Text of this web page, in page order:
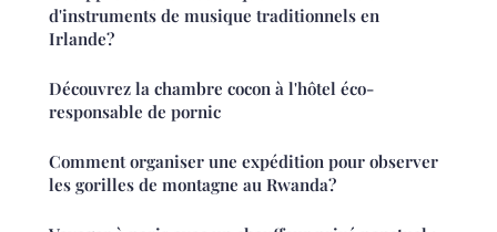
d'instruments de musique traditionnels en
Irlande?
Découvrez la chambre cocon à l'hôtel éco-
responsable de pornic
Comment organiser une expédition pour observer
les gorilles de montagne au Rwanda?